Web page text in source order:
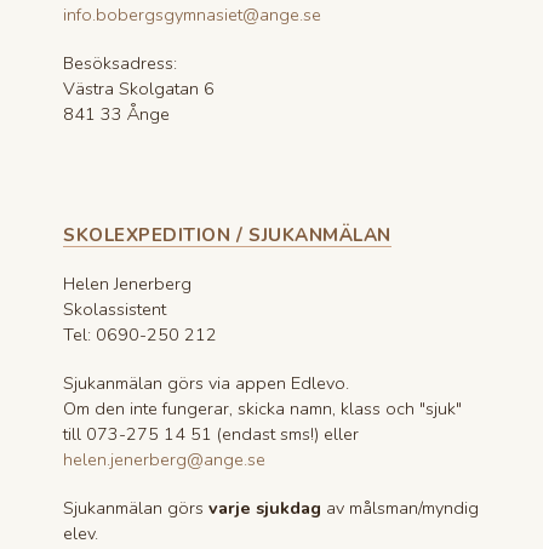
info.bobergsgymnasiet@ange.se
Besöksadress:
Västra Skolgatan 6
841 33 Ånge
SKOLEXPEDITION / SJUKANMÄLAN
Helen Jenerberg
Skolassistent
Tel: 0690-250 212
Sjukanmälan görs via appen Edlevo.
Om den inte fungerar, skicka namn, klass och "sjuk"
till 073-275 14 51 (endast sms!) eller
helen.jenerberg@ange.se
Sjukanmälan görs varje sjukdag av målsman/myndig
elev.